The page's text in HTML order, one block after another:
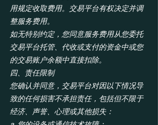
用规定收取费用。交易平台有权决定并调
整服务费用。
如无特别约定，您同意服务费用从您委托
交易平台托管、代收或支付的资金中或您
的交易账户余额中直接扣除。
四、责任限制
您确认并同意，交易平台对因以下情况导
致的任何损害不承担责任，包括但不限于
经济、声誉、心理或其他损失：